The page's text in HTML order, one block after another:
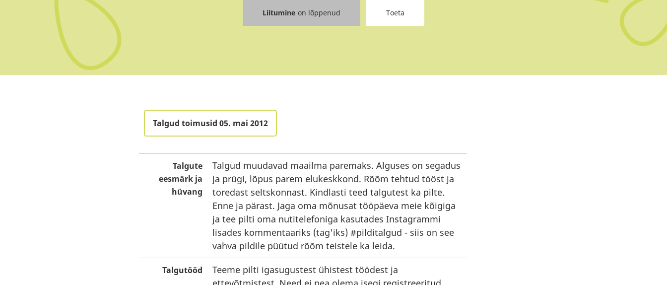
Liitumine on lõppenud Toeta
Talgud toimusid 05. mai 2012
Talgute
eesmärk ja
hüvang
Talgud muudavad maailma paremaks. Alguses on segadus
ja prügi, lõpus parem elukeskkond. Rõõm tehtud tööst ja
toredast seltskonnast. Kindlasti teed talgutest ka pilte.
Enne ja pärast. Jaga oma mõnusat tööpäeva meie kõigiga
ja tee pilti oma nutitelefoniga kasutades Instagrammi
lisades kommentaariks (tag'iks) #pilditalgud - siis on see
vahva pildile püütud rõõm teistele ka leida.
Talgutööd
Teeme pilti igasugustest ühistest töödest ja